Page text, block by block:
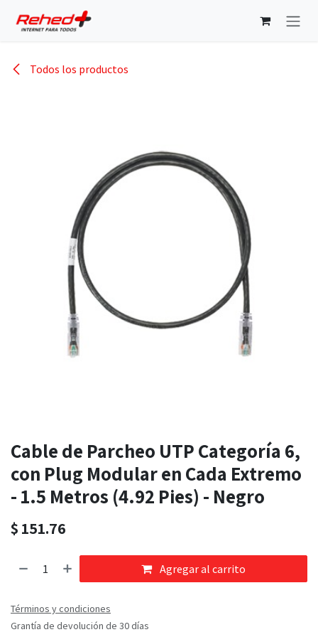
Todos los productos
Cable de Parcheo UTP Categoría 6,
con Plug Modular en Cada Extremo
- 1.5 Metros (4.92 Pies) - Negro
$ 151.76
Agregar al carrito
Términos y condiciones
Grantía de devolución de 30 días